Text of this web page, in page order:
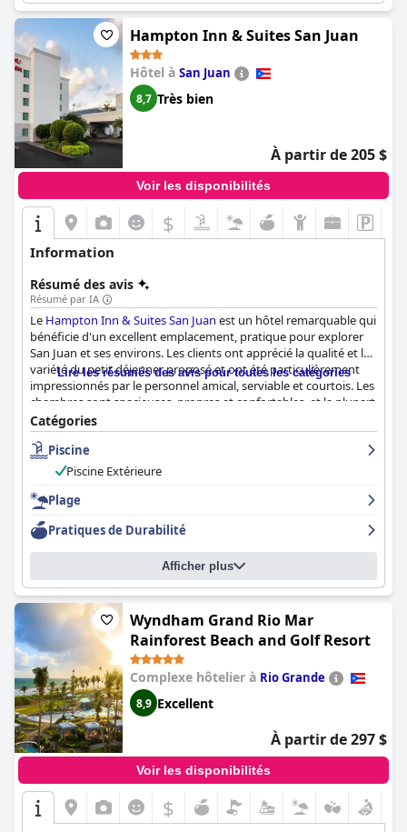
pour une expérience relaxante, amusante et inoubliable.
Hampton Inn & Suites San Juan
Hôtel à San Juan
8,7 Très bien
À partir de 205 $
Voir les disponibilités
$
Information
Résumé des avis
Résumé par IA
Le Hampton Inn & Suites San Juan est un hôtel remarquable qui
bénéficie d'un excellent emplacement, pratique pour explorer
San Juan et ses environs. Les clients ont apprécié la qualité et la
variété du petit déjeuner proposé et ont été particulièrement
impressionnés par le personnel amical, serviable et courtois. Les
chambres sont spacieuses, propres et confortables, et la plupart
des commentaires font l'éloge de la propreté exceptionnelle de
l'hôtel dans toute la propriété. Les familles avec enfants
apprécieront l'atmosphère conviviale de l'hôtel, la piscine et la
plage étant accessibles à pied. La piscine est bien entretenue et
clients ont été déçus par le coût supplémentaire du parking,
excellente expérience. C'est une option parfaite pour tous ceux
qui recherchent un séjour relaxant avec de superbes
installations et un excellent service à la clientèle.
Lire les résumés des avis pour toutes les catégories
Catégories
Piscine
Piscine Extérieure
Plage
Pratiques de Durabilité
Afficher plus
Wyndham Grand Rio Mar
Rainforest Beach and Golf Resort
Complexe hôtelier à Rio Grande
8,9 Excellent
À partir de 297 $
Voir les disponibilités
$